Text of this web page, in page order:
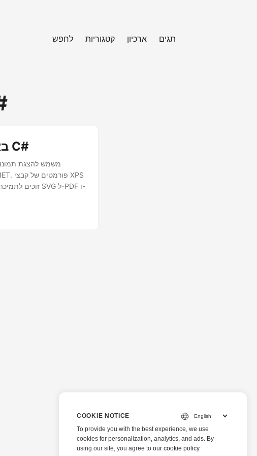
לחפש קטגוריות ארכיון תגים
המר SVG ל-PDF או XPS באופן תכנותי באמצעות C#
COOKIE NOTICE
To provide you with the best experience, we use
cookies for personalization, analytics, and ads. By
using our site, you agree to our cookie policy.